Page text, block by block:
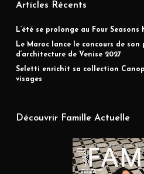
Articles Récents
L’été se prolonge au Four
Le Maroc lance le concours de
d’architecture de Venise 2027
Seletti enrichit sa collection
visages
Découvrir Famille Actuelle